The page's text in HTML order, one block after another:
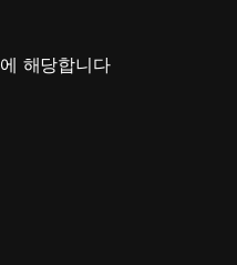
에 해당합니다